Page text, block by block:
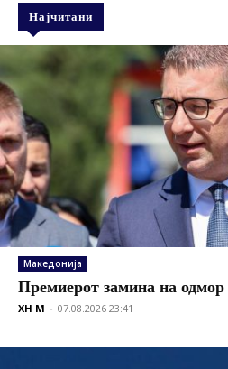
Најчитани
Македонија
Премиерот замина на одмор
XH M - 07.08.2026 23:41